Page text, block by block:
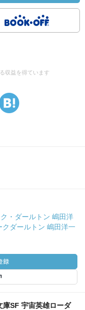
収益を得ています
・ダールトン 嶋田洋
ダールトン 嶋田洋一
庫SF 宇宙英雄ローダ